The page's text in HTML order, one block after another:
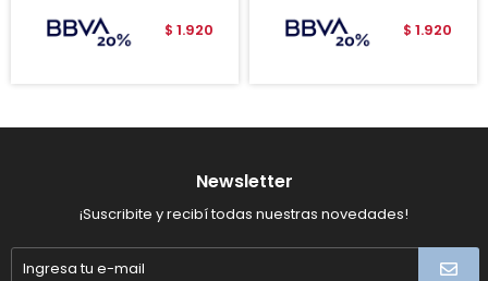
$ 1.920 $ 1.920
Newsletter
¡Suscribite y recibí todas nuestras novedades!